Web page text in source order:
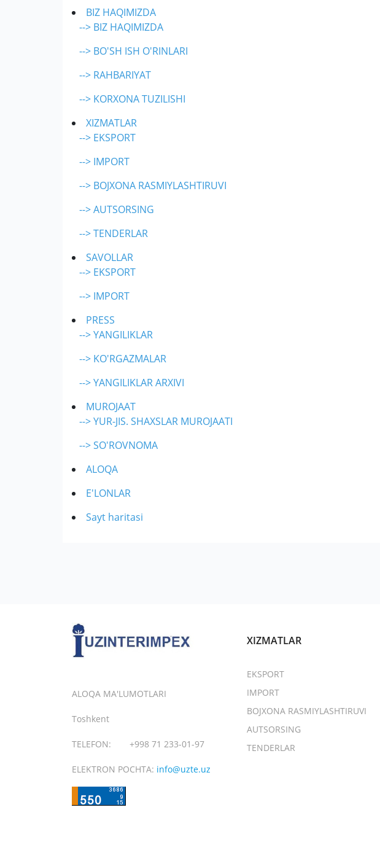
BIZ HAQIMIZDA
--> BIZ HAQIMIZDA
--> BO'SH ISH O'RINLARI
--> RAHBARIYAT
--> KORXONA TUZILISHI
XIZMATLAR
--> EKSPORT
--> IMPORT
--> BOJXONA RASMIYLASHTIRUVI
--> AUTSORSING
--> TENDERLAR
SAVOLLAR
--> EKSPORT
--> IMPORT
PRESS
--> YANGILIKLAR
--> KO'RGAZMALAR
--> YANGILIKLAR ARXIVI
MUROJAAT
--> YUR-JIS. SHAXSLAR MUROJAATI
--> SO'ROVNOMA
ALOQA
E'LONLAR
Sayt haritasi
ALOQA MA'LUMOTLARI
Toshkent
TELEFON: +998 71 233-01-97
ELEKTRON POCHTA: info@uzte.uz
XIZMATLAR
EKSPORT
IMPORT
BOJXONA RASMIYLASHTIRUVI
AUTSORSING
TENDERLAR